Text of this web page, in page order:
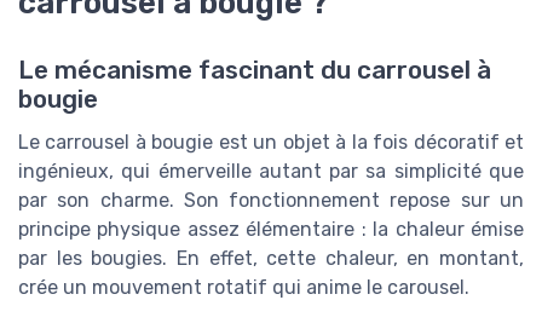
Le mécanisme fascinant du carrousel à
bougie
Le carrousel à bougie est un objet à la fois décoratif et
ingénieux, qui émerveille autant par sa simplicité que
par son charme. Son fonctionnement repose sur un
principe physique assez élémentaire : la chaleur émise
par les bougies. En effet, cette chaleur, en montant,
crée un mouvement rotatif qui anime le carousel.